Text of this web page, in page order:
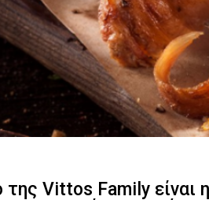
της Vittos Family